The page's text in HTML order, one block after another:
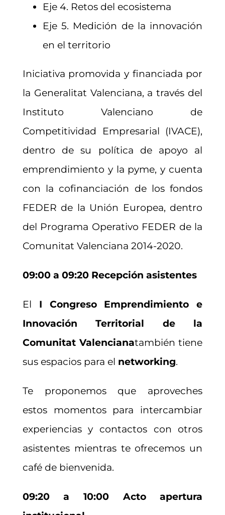
Eje 4. Retos del ecosistema
Eje 5. Medición de la innovación
en el territorio
Iniciativa promovida y financiada por
la Generalitat Valenciana, a través del
Instituto Valenciano de
Competitividad Empresarial (IVACE),
dentro de su política de apoyo al
emprendimiento y la pyme, y cuenta
con la cofinanciación de los fondos
FEDER de la Unión Europea, dentro
del Programa Operativo FEDER de la
Comunitat Valenciana 2014-2020.
09:00 a 09:20 Recepción asistentes
El I Congreso Emprendimiento e
Innovación Territorial de la
Comunitat Valencianatambién tiene
sus espacios para el networking.
Te proponemos que aproveches
estos momentos para intercambiar
experiencias y contactos con otros
asistentes mientras te ofrecemos un
café de bienvenida.
09:20 a 10:00 Acto apertura